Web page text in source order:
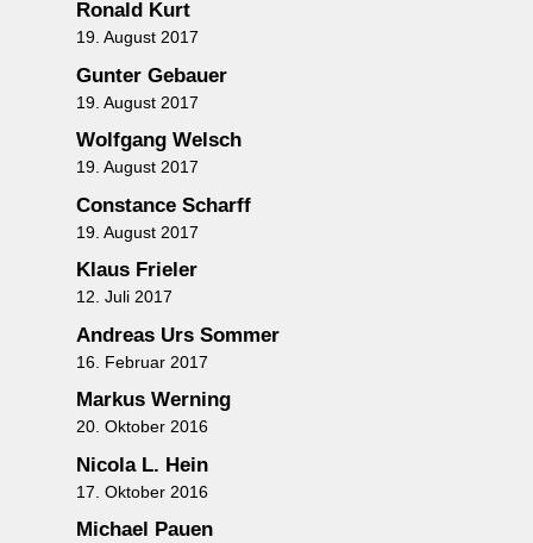
Ronald Kurt
19. August 2017
Gunter Gebauer
19. August 2017
Wolfgang Welsch
19. August 2017
Constance Scharff
19. August 2017
Klaus Frieler
12. Juli 2017
Andreas Urs Sommer
16. Februar 2017
Markus Werning
20. Oktober 2016
Nicola L. Hein
17. Oktober 2016
Michael Pauen